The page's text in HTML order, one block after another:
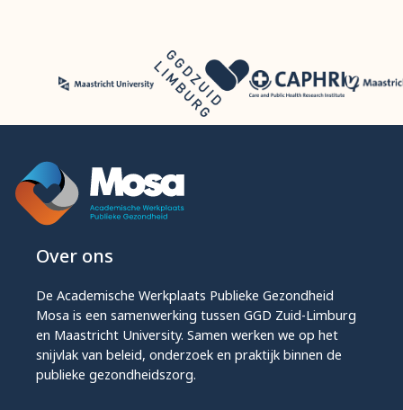
Over ons
De Academische Werkplaats Publieke Gezondheid
Mosa is een samenwerking tussen GGD Zuid-Limburg
en Maastricht University. Samen werken we op het
snijvlak van beleid, onderzoek en praktijk binnen de
publieke gezondheidszorg.